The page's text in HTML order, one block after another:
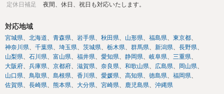
定休日補足
夜間、休日、祝日も対応いたします。
対応地域
宮城県 北海道 青森県 岩手県 秋田県 山形県 福島県
東京都
神奈川県
千葉県 埼玉県 茨城県 栃木県 群馬県 新潟県
長野県
山梨県
石川県 富山県 福井県 愛知県 静岡県 岐阜県
三重県
大阪府
兵庫県 京都府 滋賀県 奈良県 和歌山県 広島県
岡山県
山口県
鳥取県 島根県 香川県 愛媛県 高知県 徳島県
福岡県
佐賀県
長崎県 熊本県 大分県 宮崎県 鹿児島県 沖縄県